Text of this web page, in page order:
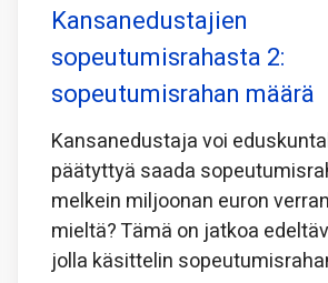
Kansanedustajien
sopeutumisrahasta 2:
sopeutumisrahan määrä
Kansanedustaja voi
päätyttyä saada
melkein miljoonan euron
mieltä? Tämä on jatkoa
jolla käsittelin